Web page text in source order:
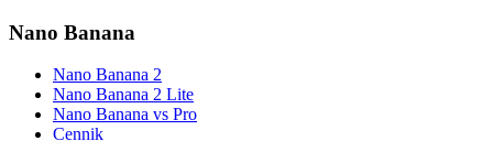
Nano Banana
Nano Banana 2
Nano Banana 2 Lite
Nano Banana vs Pro
Cennik